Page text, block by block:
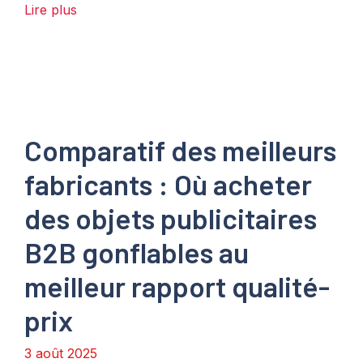
Lire plus
Comparatif des meilleurs
fabricants : Où acheter
des objets publicitaires
B2B gonflables au
meilleur rapport qualité-
prix
3 août 2025